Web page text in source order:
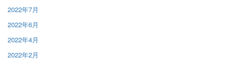
2022年7月
2022年6月
2022年4月
2022年2月